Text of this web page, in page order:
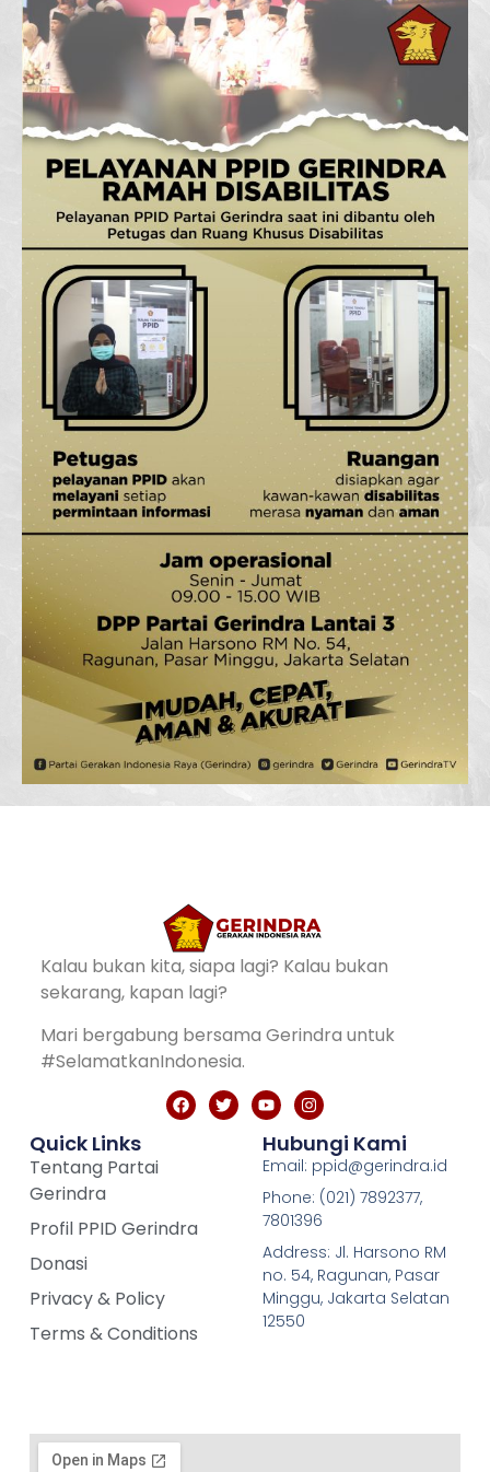
Kalau bukan kita, siapa lagi? Kalau bukan
sekarang, kapan lagi?
Mari bergabung bersama Gerindra untuk
#SelamatkanIndonesia.
Quick Links
Tentang Partai
Gerindra
Profil PPID Gerindra
Donasi
Privacy & Policy
Terms & Conditions
Hubungi Kami
Email: ppid@gerindra.id
Phone: (021) 7892377,
7801396
Address: Jl. Harsono RM
no. 54, Ragunan, Pasar
Minggu, Jakarta Selatan
12550